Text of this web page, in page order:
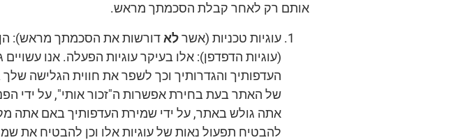
אותם רק לאחר קבלת הסכמתך מראש.
עוגיות טכניות (אשרלאדורשות את הסכמתך מראש): הן
(עוגיות הדפדפן): אלו בעיקר עוגיות הפעלה. אנו
העדפותיך והגדרותיך וכך לשפר את חווית הגלישה
של האתר בעת בחירת אפשרות ה"זכור אותי", על ידי
להבטיח תפעול נאות של עוגיות אלו וכן להבטיח את